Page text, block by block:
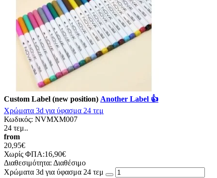
Custom Label (new position) Another Label 👍
Χρώματα 3d για ύφασμα 24 τεμ
Κωδικός: NVMXM007
24 τεμ..
from
20,95€
Χωρίς ΦΠΑ:16,90€
Διαθεσιμότητα: Διαθέσιμο
Χρώματα 3d για ύφασμα 24 τεμ